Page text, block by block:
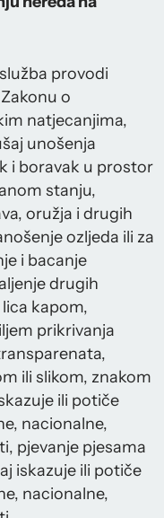
provodi
o
natjecanjima,
unošenja
i boravak u prostor
stanju,
oružja i drugih
ozljeda ili za
i bacanje
drugih
kapom,
prikrivanja
ili slikom, znakom
ili potiče
nacionalne,
pjevanje pjesama
iskazuje ili potiče
nacionalne,